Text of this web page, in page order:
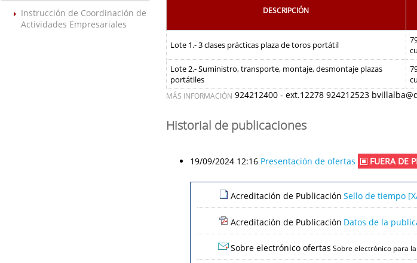
Instrucción de Coordinación de
Actividades Empresariales
DESCRIPCIÓN
Lote 1.- 3 clases prácticas plaza de toros portátil
Lote 2.- Suministro, transporte, montaje, desmontaje plazas
portátiles
MÁS INFORMACIÓN 924212400 - ext.12278 924212523
Historial de publicaciones
19/09/2024 12:16 Presentación de ofertas FUERA DE
Acreditación de Publicación Sello de tiempo
Acreditación de Publicación Datos de la
Sobre electrónico ofertas Sobre electrónico para